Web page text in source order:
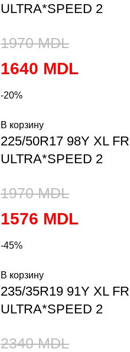
ULTRA*SPEED 2
1970MDL
1640 MDL
-20%
В корзину
225/50R17 98Y XL FR
ULTRA*SPEED 2
1970MDL
1576 MDL
-45%
В корзину
235/35R19 91Y XL FR
ULTRA*SPEED 2
2340MDL